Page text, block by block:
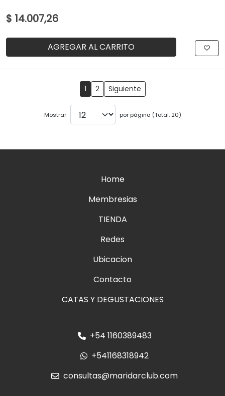
$ 14.007,26
AGREGAR AL CARRITO
1 2 Siguiente
Mostrar por página (Total: 20)
Home
Membresias
TIENDA
Redes
Ubicacion
Contacto
CATAS Y DEGUSTACIONES
+54 1160389483
+541168318942
consultas@maridarclub.com